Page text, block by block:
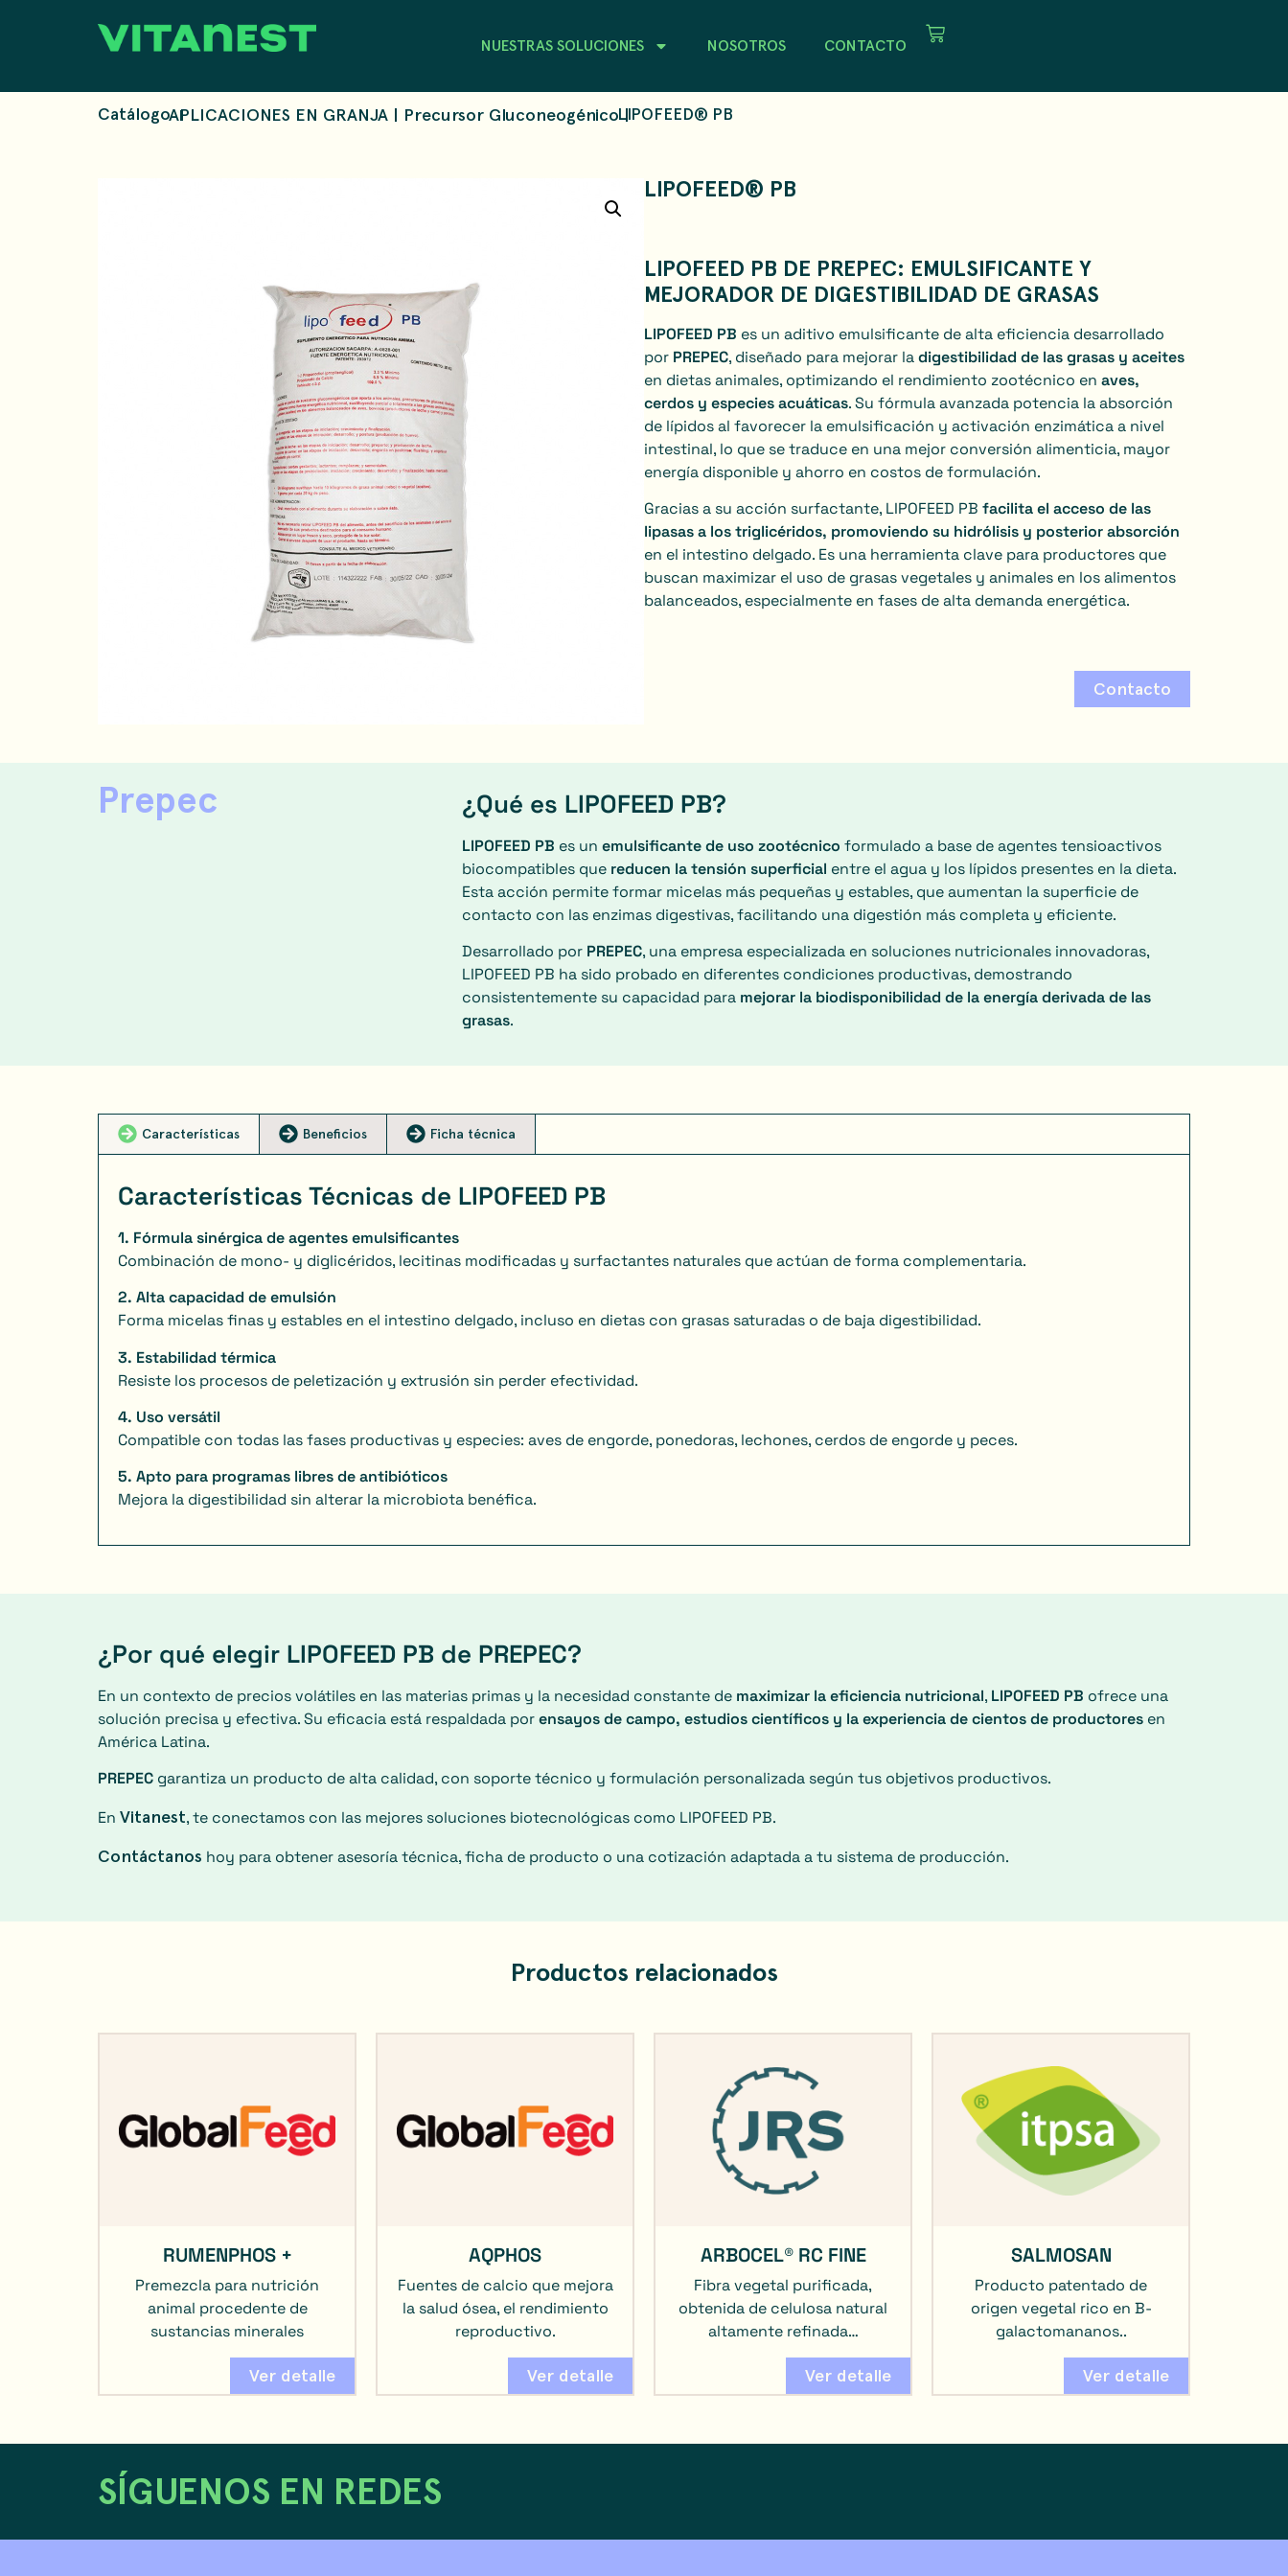
NUESTRAS SOLUCIONES NOSOTROS CONTACTO
Catálogo|
APLICACIONES EN GRANJA | Precursor Gluconeogénico|
LIPOFEED® PB
LIPOFEED® PB
LIPOFEED PB DE PREPEC: EMULSIFICANTE Y
MEJORADOR DE DIGESTIBILIDAD DE GRASAS
LIPOFEED PB es un aditivo emulsificante de alta eficiencia desarrollado
por PREPEC, diseñado para mejorar ladigestibilidad de las grasas y aceites
en dietas animales, optimizando el rendimiento zootécnico en aves,
cerdos y especies acuáticas. Su fórmula avanzada potencia la absorción
de lípidos al favorecer la emulsificación y activación enzimática a nivel
intestinal, lo que se traduce en una mejor conversión alimenticia, mayor
energía disponible y ahorro en costos de formulación.
Gracias a su acción surfactante, LIPOFEED PB facilita el acceso de las
lipasas a los triglicéridos, promoviendo su hidrólisis y posterior absorción
en el intestino delgado. Es una herramienta clave para productores que
buscan maximizar el uso de grasas vegetales y animales en los alimentos
balanceados, especialmente en fases de alta demanda energética.
Contacto
Prepec ¿Qué es LIPOFEED PB?
LIPOFEED PB es un emulsificante de uso zootécnico formulado a base de agentes tensioactivos
biocompatibles que reducen la tensión superficial entre el agua y los lípidos presentes en la dieta.
Esta acción permite formar micelas más pequeñas y estables, que aumentan la superficie de
contacto con las enzimas digestivas, facilitando una digestión más completa y eficiente.
Desarrollado por PREPEC, una empresa especializada en soluciones nutricionales innovadoras,
LIPOFEED PB ha sido probado en diferentes condiciones productivas, demostrando
consistentemente su capacidad para mejorar la biodisponibilidad de la energía derivada de las
grasas.
Características Beneficios Ficha técnica
Características Técnicas de LIPOFEED PB
1. Fórmula sinérgica de agentes emulsificantes
Combinación de mono- y diglicéridos, lecitinas modificadas y surfactantes naturales que actúan de forma complementaria.
2. Alta capacidad de emulsión
Forma micelas finas y estables en el intestino delgado, incluso en dietas con grasas saturadas o de baja digestibilidad.
3. Estabilidad térmica
Resiste los procesos de peletización y extrusión sin perder efectividad.
4. Uso versátil
Compatible con todas las fases productivas y especies: aves de engorde, ponedoras, lechones, cerdos de engorde y peces.
5. Apto para programas libres de antibióticos
Mejora la digestibilidad sin alterar la microbiota benéfica.
¿Por qué elegir LIPOFEED PB de PREPEC?
En un contexto de precios volátiles en las materias primas y la necesidad constante de maximizar la eficiencia nutricional, LIPOFEED PB ofrece una
solución precisa y efectiva. Su eficacia está respaldada porensayos de campo, estudios científicos y la experiencia de cientos de productores en
América Latina.
PREPEC garantiza un producto de alta calidad, con soporte técnico y formulación personalizada según tus objetivos productivos.
En Vitanest, te conectamos con las mejores soluciones biotecnológicas como LIPOFEED PB.
Contáctanos hoy para obtener asesoría técnica, ficha de producto o una cotización adaptada a tu sistema de producción.
Productos relacionados
RUMENPHOS +
Premezcla para nutrición
animal procedente de
sustancias minerales
Ver detalle
AQPHOS
Fuentes de calcio que mejora
la salud ósea, el rendimiento
reproductivo.
Ver detalle
ARBOCEL® RC FINE
Fibra vegetal purificada,
obtenida de celulosa natural
altamente refinada…
Ver detalle
SALMOSAN
Producto patentado de
origen vegetal rico en B-
galactomananos..
Ver detalle
SÍGUENOS EN REDES